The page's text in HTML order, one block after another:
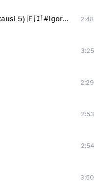
Suudellaan (Vain elämää kausi 5) 🇫🇮 #IgorBoycov ⏩ vk.com/club44290270
2:48
3:25
2:29
2:53
2:54
3:50